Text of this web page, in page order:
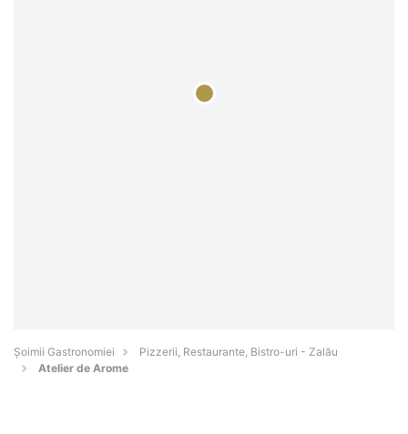
Șoimii Gastronomiei
Pizzerii, Restaurante, Bistro-uri - Zalău
Atelier de Arome